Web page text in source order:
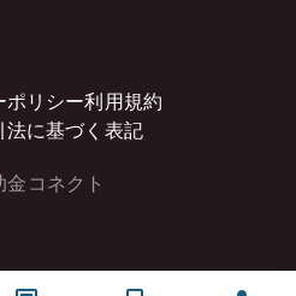
ポリシー利用規約
法に基づく表記
コネクト